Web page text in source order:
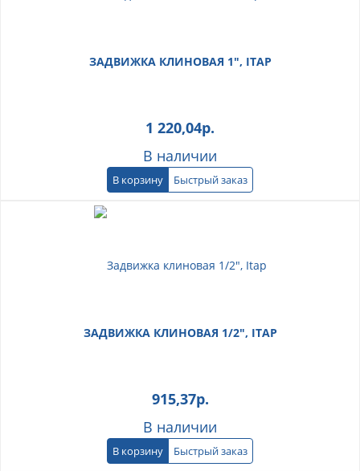
ЗАДВИЖКА КЛИНОВАЯ 1", ITAP
1 220,04р.
В наличии
В корзину Быстрый заказ
ЗАДВИЖКА КЛИНОВАЯ 1/2", ITAP
915,37р.
В наличии
В корзину Быстрый заказ